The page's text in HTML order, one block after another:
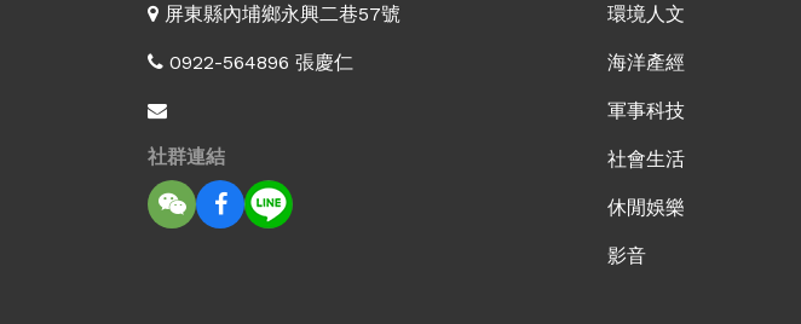
屏東縣內埔鄉永興二巷57號
0922-564896 張慶仁
社群連結
環境人文
海洋產經
軍事科技
社會生活
休閒娛樂
影音